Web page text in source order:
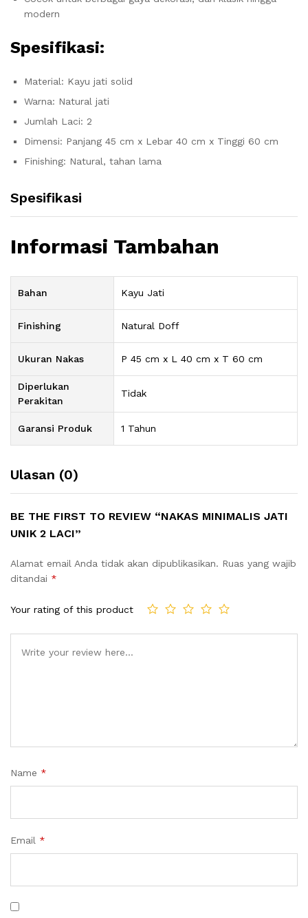
modern
Spesifikasi:
Material: Kayu jati solid
Warna: Natural jati
Jumlah Laci: 2
Dimensi: Panjang 45 cm x Lebar 40 cm x Tinggi 60 cm
Finishing: Natural, tahan lama
Spesifikasi
Informasi Tambahan
Bahan Kayu Jati
Finishing Natural Doff
Ukuran Nakas P 45 cm x L 40 cm x T 60 cm
Diperlukan
Perakitan
Tidak
Garansi Produk 1 Tahun
Ulasan (0)
BE THE FIRST TO REVIEW “NAKAS MINIMALIS JATI
UNIK 2 LACI”
Alamat email Anda tidak akan dipublikasikan. Ruas yang wajib
ditandai *
Your rating of this product
Name *
Email *